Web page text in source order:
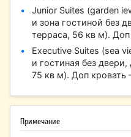
Junior Suites (garden
и зона гостиной без
терраса, 56 кв м). Доп
Executive Suites (sea
и гостиная без
75 кв м). Доп кровать
Примечание